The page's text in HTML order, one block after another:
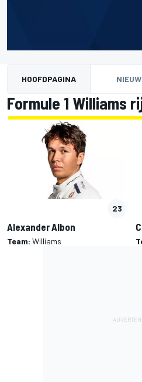
HOOFDPAGINA
Formule 1 Williams
23
Alexander Albon
Team: Williams